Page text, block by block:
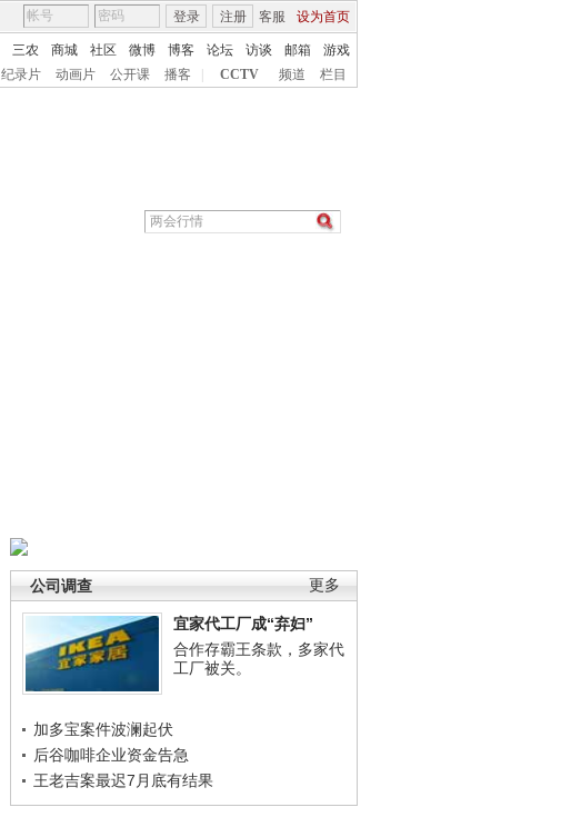
客服 设为首页
登录 注册
三农 商城 社区 微博 博客 论坛 访谈 邮箱
游戏
纪录片 动画片 公开课 播客 CCTV 频道 栏目
更多
公司调查
宜家代工厂成“弃妇”
合作存霸王条款，多家代
工厂被关。
加多宝案件波澜起伏
后谷咖啡企业资金告急
王老吉案最迟7月底有结果